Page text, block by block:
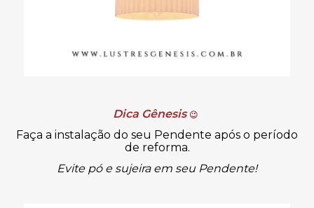
Dica Gênesis 😉
Faça a instalação do seu Pendente após o período
de reforma.
Evite pó e sujeira em seu Pendente!